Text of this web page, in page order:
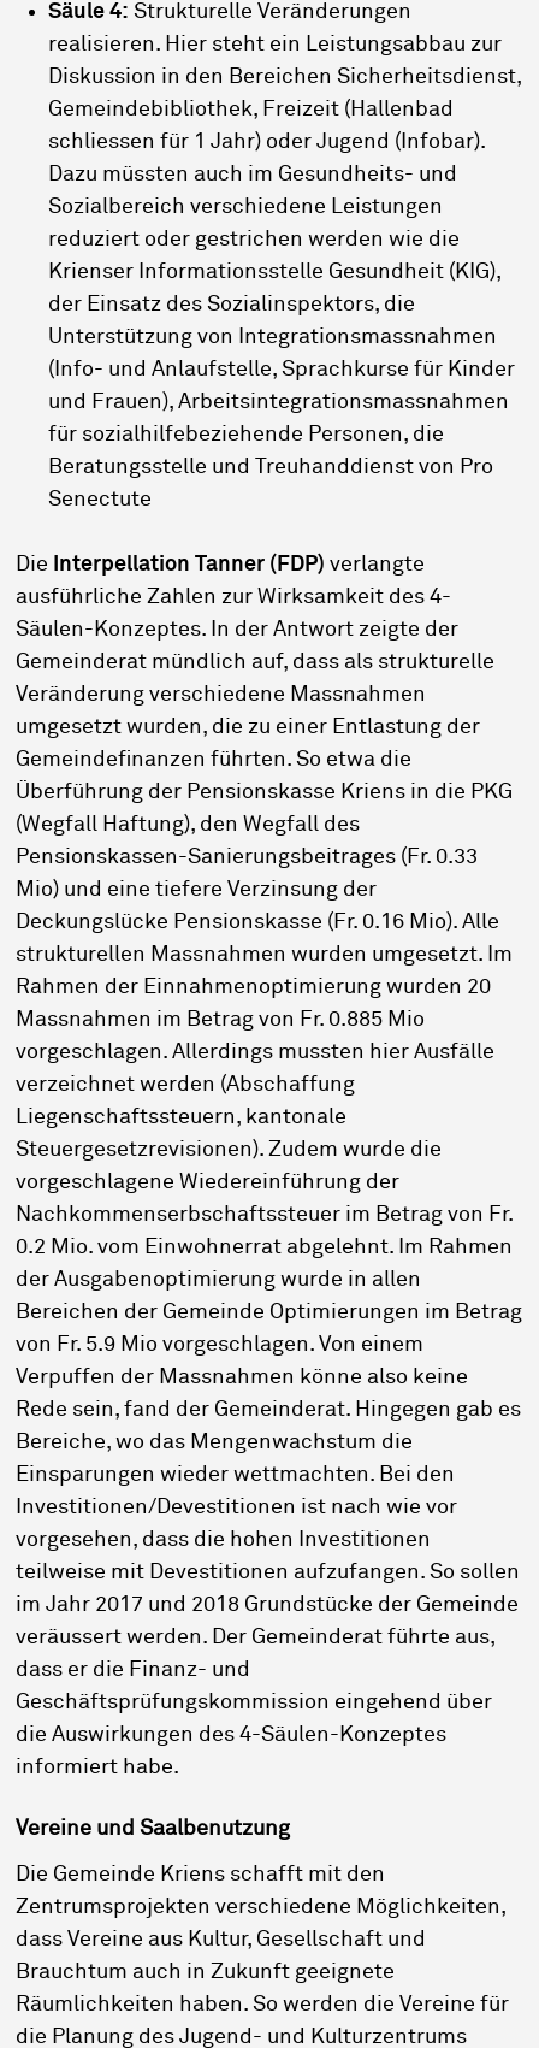
Säule 4: Strukturelle Veränderungen
realisieren. Hier steht ein Leistungsabbau zur
Diskussion in den Bereichen Sicherheitsdienst,
Gemeindebibliothek, Freizeit (Hallenbad
schliessen für 1 Jahr) oder Jugend (Infobar).
Dazu müssten auch im Gesundheits- und
Sozialbereich verschiedene Leistungen
reduziert oder gestrichen werden wie die
Krienser Informationsstelle Gesundheit (KIG),
der Einsatz des Sozialinspektors, die
Unterstützung von Integrationsmassnahmen
(Info- und Anlaufstelle, Sprachkurse für Kinder
und Frauen), Arbeitsintegrationsmassnahmen
für sozialhilfebeziehende Personen, die
Beratungsstelle und Treuhanddienst von Pro
Senectute
Die Interpellation Tanner (FDP)verlangte
ausführliche Zahlen zur Wirksamkeit des 4-
Säulen-Konzeptes. In der Antwort zeigte der
Gemeinderat mündlich auf, dass als strukturelle
Veränderung verschiedene Massnahmen
umgesetzt wurden, die zu einer Entlastung der
Gemeindefinanzen führten. So etwa die
Überführung der Pensionskasse Kriens in die PKG
(Wegfall Haftung), den Wegfall des
Pensionskassen-Sanierungsbeitrages (Fr. 0.33
Mio) und eine tiefere Verzinsung der
Deckungslücke Pensionskasse (Fr. 0.16 Mio). Alle
strukturellen Massnahmen wurden umgesetzt. Im
Rahmen der Einnahmenoptimierung wurden 20
Massnahmen im Betrag von Fr. 0.885 Mio
vorgeschlagen. Allerdings mussten hier Ausfälle
verzeichnet werden (Abschaffung
Liegenschaftssteuern, kantonale
Steuergesetzrevisionen). Zudem wurde die
vorgeschlagene Wiedereinführung der
Nachkommenserbschaftssteuer im Betrag von Fr.
0.2 Mio. vom Einwohnerrat abgelehnt. Im Rahmen
der Ausgabenoptimierung wurde in allen
Bereichen der Gemeinde Optimierungen im Betrag
von Fr. 5.9 Mio vorgeschlagen. Von einem
Verpuffen der Massnahmen könne also keine
Rede sein, fand der Gemeinderat. Hingegen gab es
Bereiche, wo das Mengenwachstum die
Einsparungen wieder wettmachten. Bei den
Investitionen/Devestitionen ist nach wie vor
vorgesehen, dass die hohen Investitionen
teilweise mit Devestitionen aufzufangen. So sollen
im Jahr 2017 und 2018 Grundstücke der Gemeinde
veräussert werden. Der Gemeinderat führte aus,
dass er die Finanz- und
Geschäftsprüfungskommission eingehend über
die Auswirkungen des 4-Säulen-Konzeptes
informiert habe.
Vereine und Saalbenutzung
Die Gemeinde Kriens schafft mit den
Zentrumsprojekten verschiedene Möglichkeiten,
dass Vereine aus Kultur, Gesellschaft und
Brauchtum auch in Zukunft geeignete
Räumlichkeiten haben. So werden die Vereine für
die Planung des Jugend- und Kulturzentrums